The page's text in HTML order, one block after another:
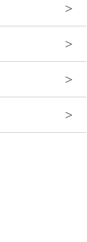
>
>
>
>